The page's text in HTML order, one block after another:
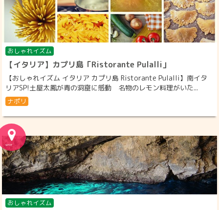
おしゃれイズム
【イタリア】カプリ島「Ristorante Pulalli」
【おしゃれイズム イタリア カプリ島 Ristorante Pulalli】南イタ
リアSP!土屋太鳳が青の洞窟に感動 名物のレモン料理がいた...
ナポリ
おしゃれイズム